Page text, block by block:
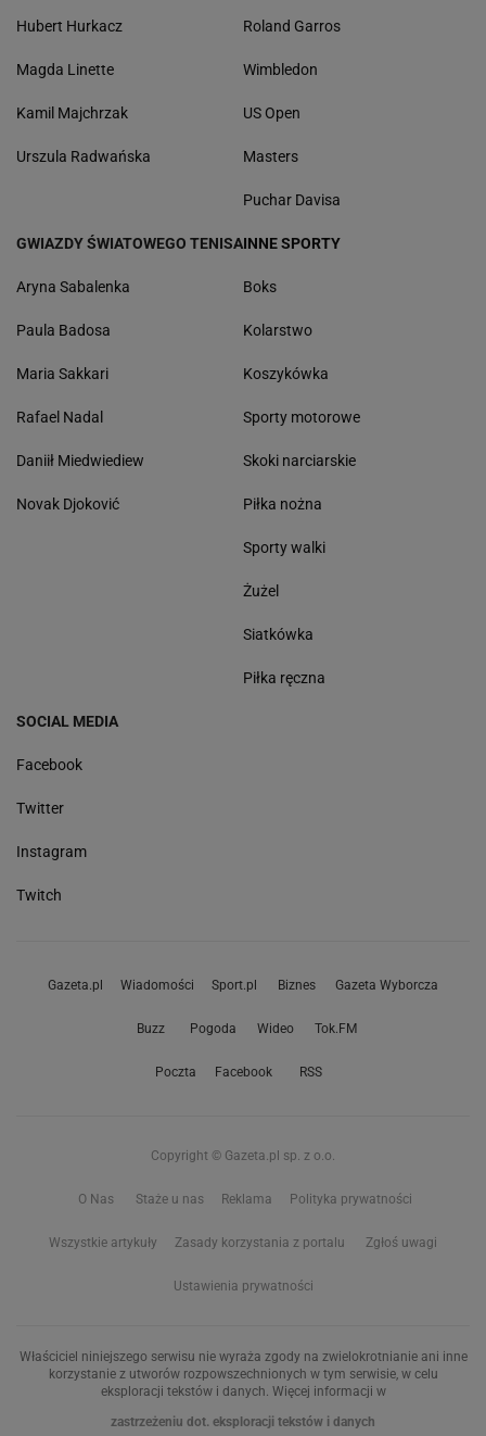
Hubert Hurkacz
Magda Linette
Kamil Majchrzak
Urszula Radwańska
Roland Garros
Wimbledon
US Open
Masters
Puchar Davisa
GWIAZDY ŚWIATOWEGO TENISA
Aryna Sabalenka
Paula Badosa
Maria Sakkari
Rafael Nadal
Daniił Miedwiediew
Novak Djoković
INNE SPORTY
Boks
Kolarstwo
Koszykówka
Sporty motorowe
Skoki narciarskie
Piłka nożna
Sporty walki
Żużel
Siatkówka
Piłka ręczna
SOCIAL MEDIA
Facebook
Twitter
Instagram
Twitch
Gazeta.pl Wiadomości Sport.pl Biznes Gazeta Wyborcza
Buzz Pogoda Wideo Tok.FM
Poczta Facebook RSS
Copyright © Gazeta.pl sp. z o.o.
O Nas Staże u nas Reklama Polityka prywatności
Wszystkie artykuły Zasady korzystania z portalu Zgłoś uwagi
Ustawienia prywatności
Właściciel niniejszego serwisu nie wyraża zgody na zwielokrotnianie ani inne
korzystanie z utworów rozpowszechnionych w tym serwisie, w celu
eksploracji tekstów i danych. Więcej informacji w
zastrzeżeniu dot. eksploracji tekstów i danych